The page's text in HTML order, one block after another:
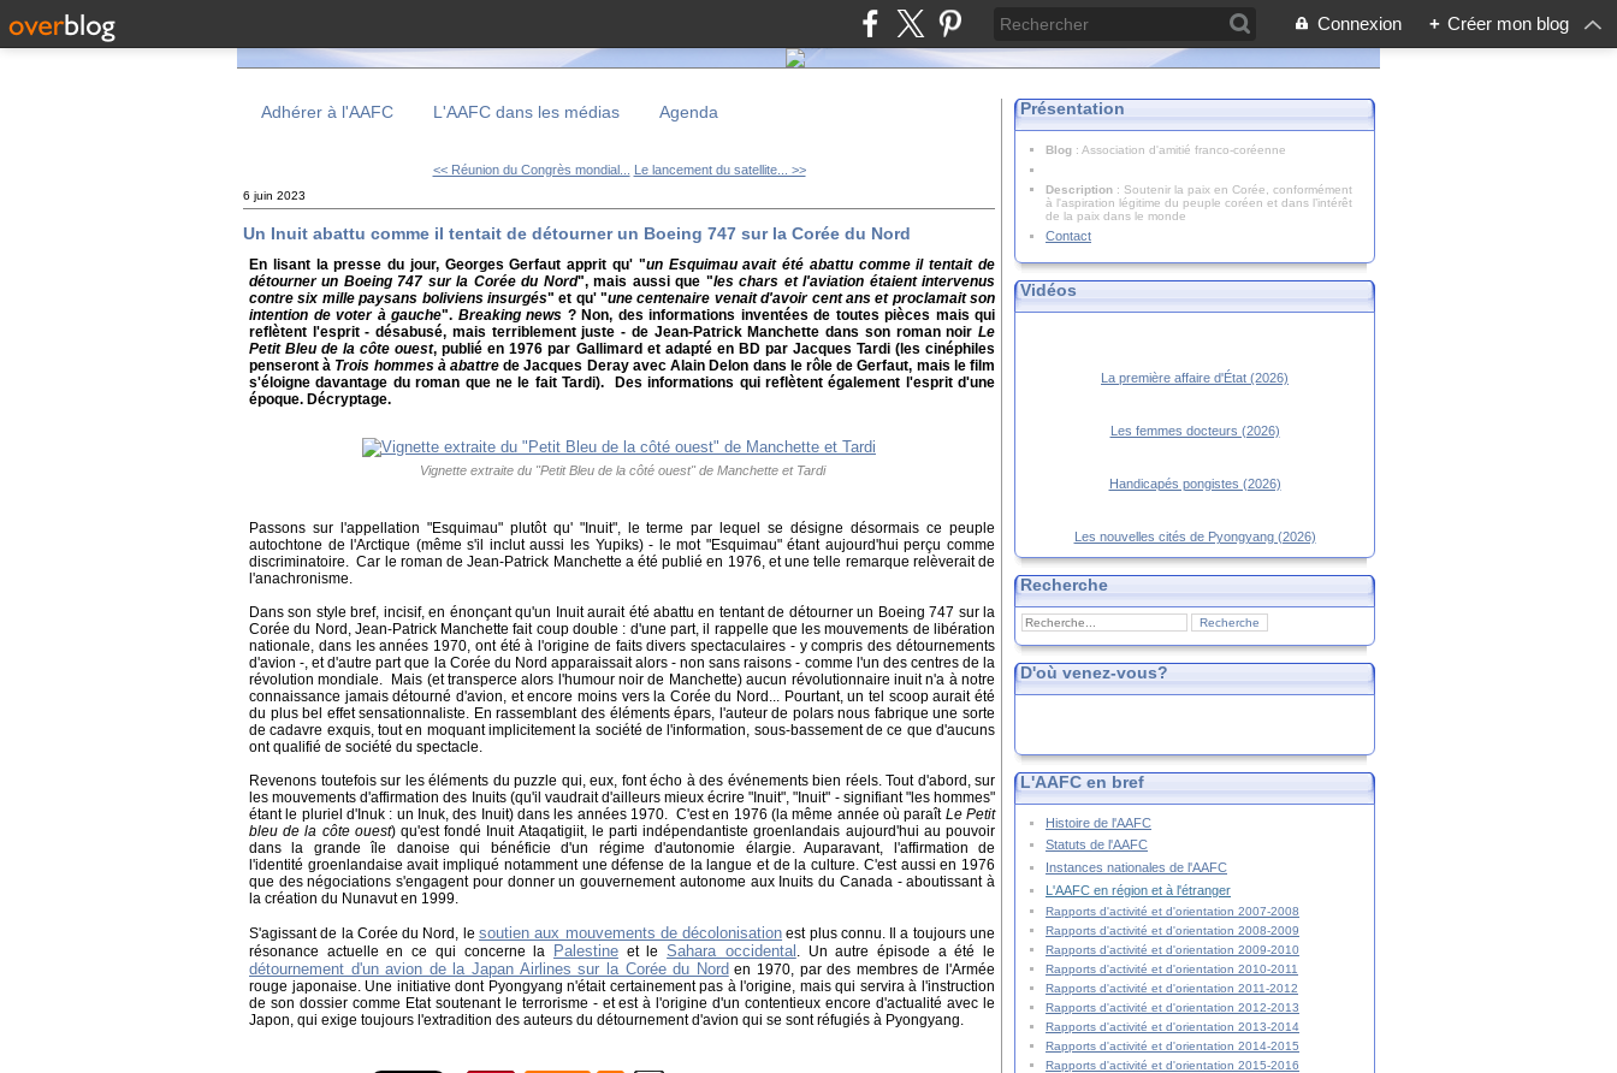
Connexion + Créer mon blog
Adhérer à l'AAFC L'AAFC dans les médias Agenda
<< Réunion du Congrès mondial... Le lancement du satellite... >>
6 juin 2023
Un Inuit abattu comme il tentait de détourner un Boeing 747 sur la Corée du Nord
En lisant la presse du jour, Georges Gerfaut apprit qu' "un Esquimau avait été abattu comme il tentait de
détourner un Boeing 747 sur la Corée du Nord", mais aussi que "les chars et l'aviation étaient intervenus
contre six mille paysans boliviens insurgés" et qu' "une centenaire venait d'avoir cent ans et proclamait son
intention de voter à gauche". Breaking news ? Non, des informations inventées de toutes pièces mais qui
reflètent l'esprit - désabusé, mais terriblement juste - de Jean-Patrick Manchette dans son roman noir Le
Petit Bleu de la côte ouest, publié en 1976 par Gallimard et adapté en BD par Jacques Tardi (les cinéphiles
penseront à Trois hommes à abattre de Jacques Deray avec Alain Delon dans le rôle de Gerfaut, mais le film
s'éloigne davantage du roman que ne le fait Tardi). Des informations qui reflètent également l'esprit d'une
époque. Décryptage.
Vignette extraite du "Petit Bleu de la côté ouest" de Manchette et Tardi
Passons sur l'appellation "Esquimau" plutôt qu' "Inuit", le terme par lequel se désigne désormais ce peuple
autochtone de l'Arctique (même s'il inclut aussi les Yupiks) - le mot "Esquimau" étant aujourd'hui perçu comme
discriminatoire. Car le roman de Jean-Patrick Manchette a été publié en 1976, et une telle remarque relèverait de
l'anachronisme.
Dans son style bref, incisif, en énonçant qu'un Inuit aurait été abattu en tentant de détourner un Boeing 747 sur la
Corée du Nord, Jean-Patrick Manchette fait coup double : d'une part, il rappelle que les mouvements de libération
nationale, dans les années 1970, ont été à l'origine de faits divers spectaculaires - y compris des détournements
d'avion -, et d'autre part que la Corée du Nord apparaissait alors - non sans raisons - comme l'un des centres de la
révolution mondiale. Mais (et transperce alors l'humour noir de Manchette) aucun révolutionnaire inuit n'a à notre
connaissance jamais détourné d'avion, et encore moins vers la Corée du Nord... Pourtant, un tel scoop aurait été
du plus bel effet sensationnaliste. En rassemblant des éléments épars, l'auteur de polars nous fabrique une sorte
de cadavre exquis, tout en moquant implicitement la société de l'information, sous-bassement de ce que d'aucuns
ont qualifié de société du spectacle.
Revenons toutefois sur les éléments du puzzle qui, eux, font écho à des événements bien réels. Tout d'abord, sur
les mouvements d'affirmation des Inuits (qu'il vaudrait d'ailleurs mieux écrire "Inuit", "Inuit" - signifiant "les hommes"
étant le pluriel d'Inuk : un Inuk, des Inuit) dans les années 1970. C'est en 1976 (la même année où paraît Le Petit
bleu de la côte ouest) qu'est fondé Inuit Ataqatigiit, le parti indépendantiste groenlandais aujourd'hui au pouvoir
dans la grande île danoise qui bénéficie d'un régime d'autonomie élargie. Auparavant, l'affirmation de
l'identité groenlandaise avait impliqué notamment une défense de la langue et de la culture. C'est aussi en 1976
que des négociations s'engagent pour donner un gouvernement autonome aux Inuits du Canada - aboutissant à
la création du Nunavut en 1999.
S'agissant de la Corée du Nord, le soutien aux mouvements de décolonisation est plus connu. Il a toujours une
résonance actuelle en ce qui concerne la
Palestineet leSahara occidental . Un autre épisode a été le
détournement d'un avion de la Japan Airlines sur la Corée du Nord en 1970, par des membres de l'Armée
rouge japonaise. Une initiative dont Pyongyang n'était certainement pas à l'origine, mais qui servira à l'instruction
de son dossier comme Etat soutenant le terrorisme - et est à l'origine d'un contentieux encore d'actualité avec le
Japon, qui exige toujours l'extradition des auteurs du détournement d'avion qui se sont réfugiés à Pyongyang.
Présentation
Blog : Association d'amitié franco-coréenne
Description : Soutenir la paix en Corée, conformément
à l'aspiration légitime du peuple coréen et dans l’intérêt
de la paix dans le monde
Contact
Vidéos
La première affaire d'État (2026)
Les femmes docteurs (2026)
Handicapés pongistes (2026)
Les nouvelles cités de Pyongyang (2026)
Recherche
D'où venez-vous?
L'AAFC en bref
Histoire de l'AAFC
Statuts de l'AAFC
Instances nationales de l'AAFC
L'AAFC en région et à l'étranger
Rapports d'activité et d'orientation 2007-2008
Rapports d'activité et d'orientation 2008-2009
Rapports d'activité et d'orientation 2009-2010
Rapports d'activité et d'orientation 2010-2011
Rapports d'activité et d'orientation 2011-2012
Rapports d'activité et d'orientation 2012-2013
Rapports d'activité et d'orientation 2013-2014
Rapports d'activité et d'orientation 2014-2015
Rapports d'activité et d'orientation 2015-2016